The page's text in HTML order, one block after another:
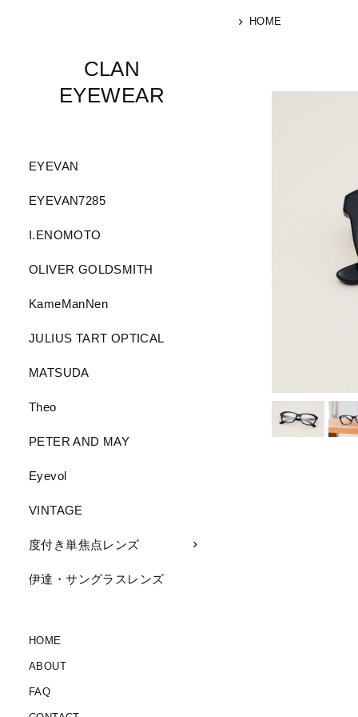
CLAN
EYEWEAR
EYEVAN
EYEVAN7285
I.ENOMOTO
OLIVER GOLDSMITH
KameManNen
JULIUS TART OPTICAL
MATSUDA
Theo
PETER AND MAY
Eyevol
VINTAGE
度付き単焦点レンズ
伊達・サングラスレンズ
HOME
ABOUT
FAQ
HOME